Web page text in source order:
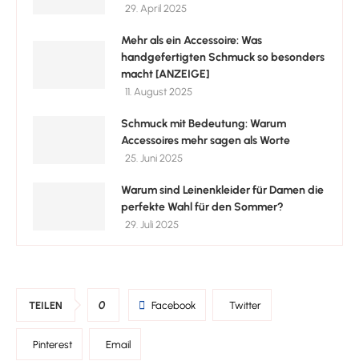
29. April 2025
Mehr als ein Accessoire: Was
handgefertigten Schmuck so besonders
macht [ANZEIGE]
11. August 2025
Schmuck mit Bedeutung: Warum
Accessoires mehr sagen als Worte
25. Juni 2025
Warum sind Leinenkleider für Damen die
perfekte Wahl für den Sommer?
29. Juli 2025
TEILEN 0 Facebook Twitter
Pinterest Email